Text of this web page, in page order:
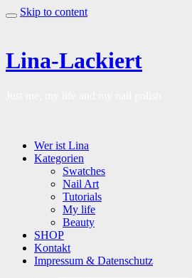
Skip to content
Lina-Lackiert
Wer ist Lina
Kategorien
Swatches
Nail Art
Tutorials
My life
Beauty
SHOP
Kontakt
Impressum & Datenschutz